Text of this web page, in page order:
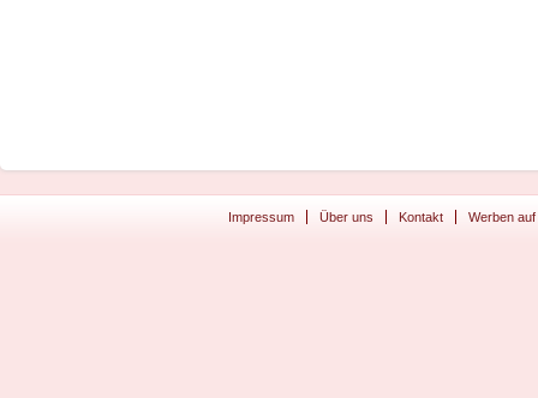
Impressum Über uns Kontakt Werben